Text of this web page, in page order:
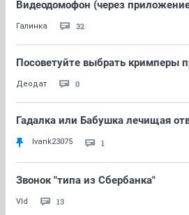
Видеодомофон (через
Галинка 32
Посоветуйте выбрать кримперы
Деодат 0
Гадалка или Бабушка лечищая
Ivank23075 1
Звонок "типа из Сбербанка"
Vld 13